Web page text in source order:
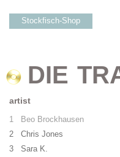
Stockfisch-Shop
DIE
artist
1 Beo Brockhausen
2 Chris Jones
3 Sara K.